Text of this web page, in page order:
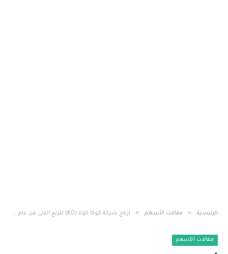
الرئيسية » مقالات الأسهم » أرباح شركة كوكا كولا (KO) للربع الثاني من عام 2024
مقالات الأسهم